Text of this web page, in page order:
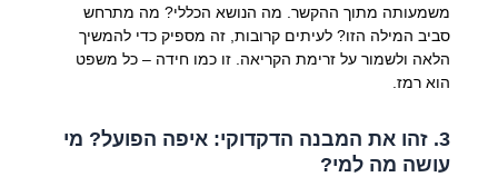
משמעותה מתוך ההקשר. מה הנושא הכללי? מה מתרחש
סביב המילה הזו? לעיתים קרובות, זה מספיק כדי להמשיך
הלאה ולשמור על זרימת הקריאה. זו כמו חידה – כל משפט
הוא רמז.
3. זהו את המבנה הדקדוקי: איפה הפועל? מי
עושה מה למי?